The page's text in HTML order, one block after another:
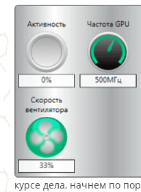
курсе дела, начнем по